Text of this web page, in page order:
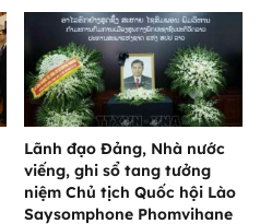
Lãnh đạo Đảng, Nhà nước
viếng, ghi sổ tang tưởng
niệm Chủ tịch Quốc hội Lào
Saysomphone Phomvihane